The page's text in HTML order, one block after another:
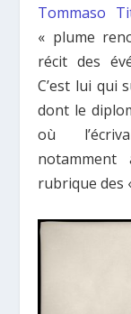
Tommaso
« plume
récit des
C’est lui qui
dont le
où
rubrique des